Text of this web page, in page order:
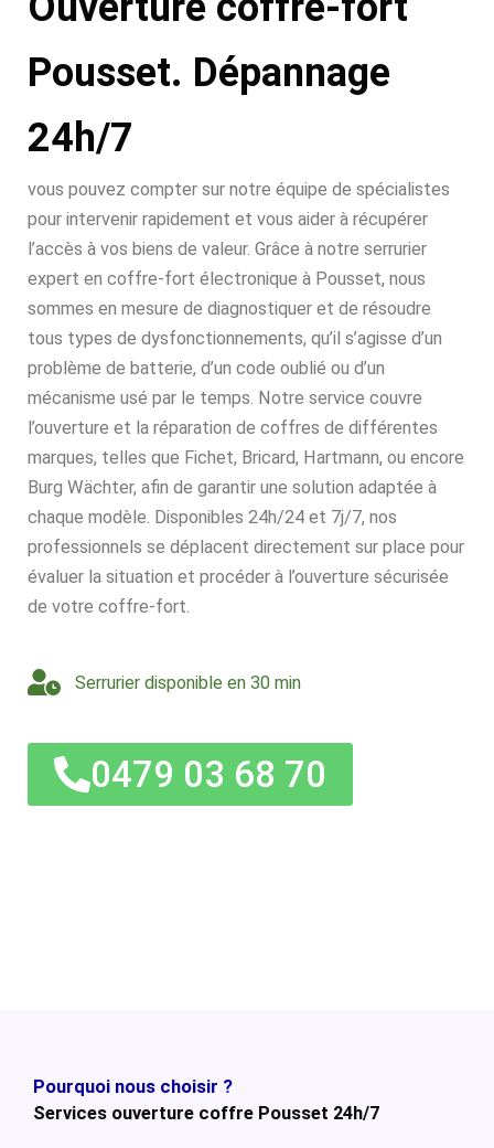
Pousset. Dépannage
24h/7
vous pouvez compter sur notre équipe de spécialistes
pour intervenir rapidement et vous aider à récupérer
l’accès à vos biens de valeur. Grâce à notre serrurier
expert en coffre-fort électronique à Pousset, nous
sommes en mesure de diagnostiquer et de résoudre
tous types de dysfonctionnements, qu’il s’agisse d’un
problème de batterie, d’un code oublié ou d’un
mécanisme usé par le temps. Notre service couvre
l’ouverture et la réparation de coffres de différentes
marques, telles que Fichet, Bricard, Hartmann, ou encore
Burg Wächter, afin de garantir une solution adaptée à
chaque modèle. Disponibles 24h/24 et 7j/7, nos
professionnels se déplacent directement sur place pour
évaluer la situation et procéder à l’ouverture sécurisée
de votre coffre-fort.
Serrurier disponible en 30 min
0479 03 68 70
Pourquoi nous choisir ?
Services ouverture coffre Pousset 24h/7